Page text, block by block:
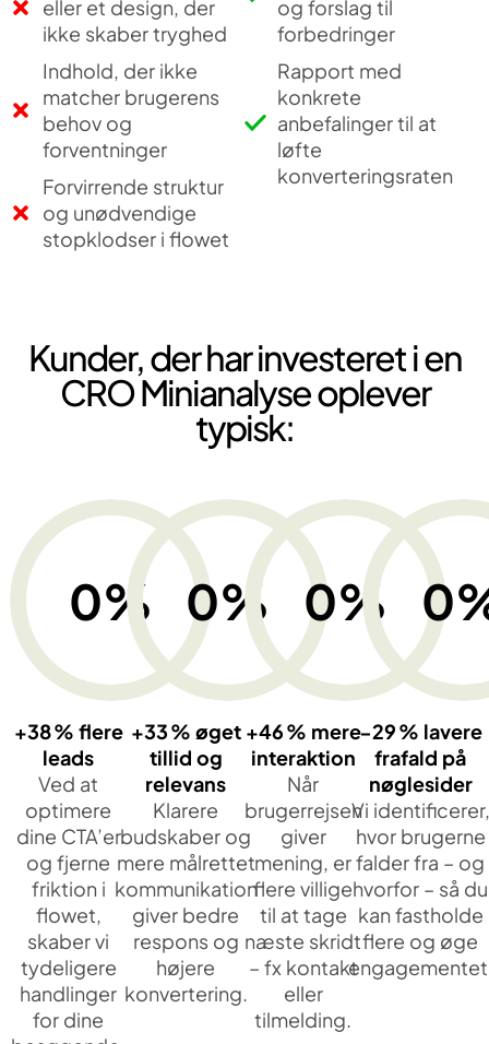
eller et design, der
ikke skaber tryghed
Indhold, der ikke
matcher brugerens
behov og
forventninger
Forvirrende struktur
og unødvendige
stopklodser i flowet
og forslag til
forbedringer
Rapport med
konkrete
anbefalinger til at
løfte
konverteringsraten
Kunder, der har investeret i en
CRO Minianalyse oplever
typisk:
0%
+38 % flere
leads
Ved at
optimere
dine CTA’er
og fjerne
friktion i
flowet,
skaber vi
tydeligere
handlinger
for dine
0%
+33 % øget
tillid og
relevans
Klarere
budskaber og
mere målrettet
kommunikation
giver bedre
respons og
højere
konvertering.
0%
+46 % mere
interaktion
Når
brugerrejsen
giver
mening, er
flere villige
til at tage
næste skridt
– fx kontakt
eller
tilmelding.
0
−29 % lavere
frafald på
nøglesider
Vi identificerer,
hvor brugerne
falder fra – og
hvorfor – så du
kan fastholde
flere og øge